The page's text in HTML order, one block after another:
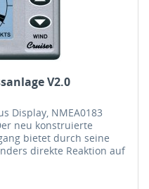
V2.0
Display, NMEA0183
neu konstruierte
bietet durch seine
direkte Reaktion auf